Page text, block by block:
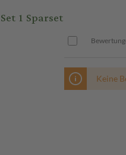
1 Sparset
Keine